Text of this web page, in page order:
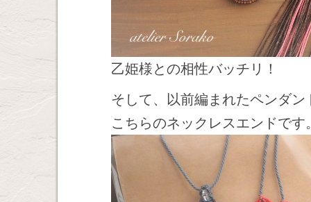
乙姫様との相性バッチリ！
そして、以前編まれたペンダン
こちらのネックレスエンドです